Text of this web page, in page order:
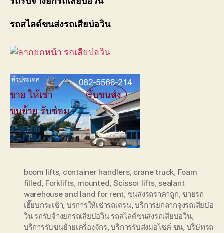
รถสไลด์ขนส่งรถเสียบ่อวิน
boom lifts, container handlers, crane truck, Foam
filled, Forklifts, mounted, Scissor lifts, sealant
warehouse and land for rent, ขนส่งรถราคาถูก,ขายรถ
เฮี๊ยบกระเช้า, บรการให้เช่ารถเครน,บริการยกลากจูงรถเสียบ่อ
วิน รถรับจ้างยกรถเสียบ่อวิน รถสไลด์ขนส่งรถเสียบ่อวิน,
บริการรับขนย้ายเครื่องจักร,บริการรับส่งมอไซค์ ขน, บริษัทรถ